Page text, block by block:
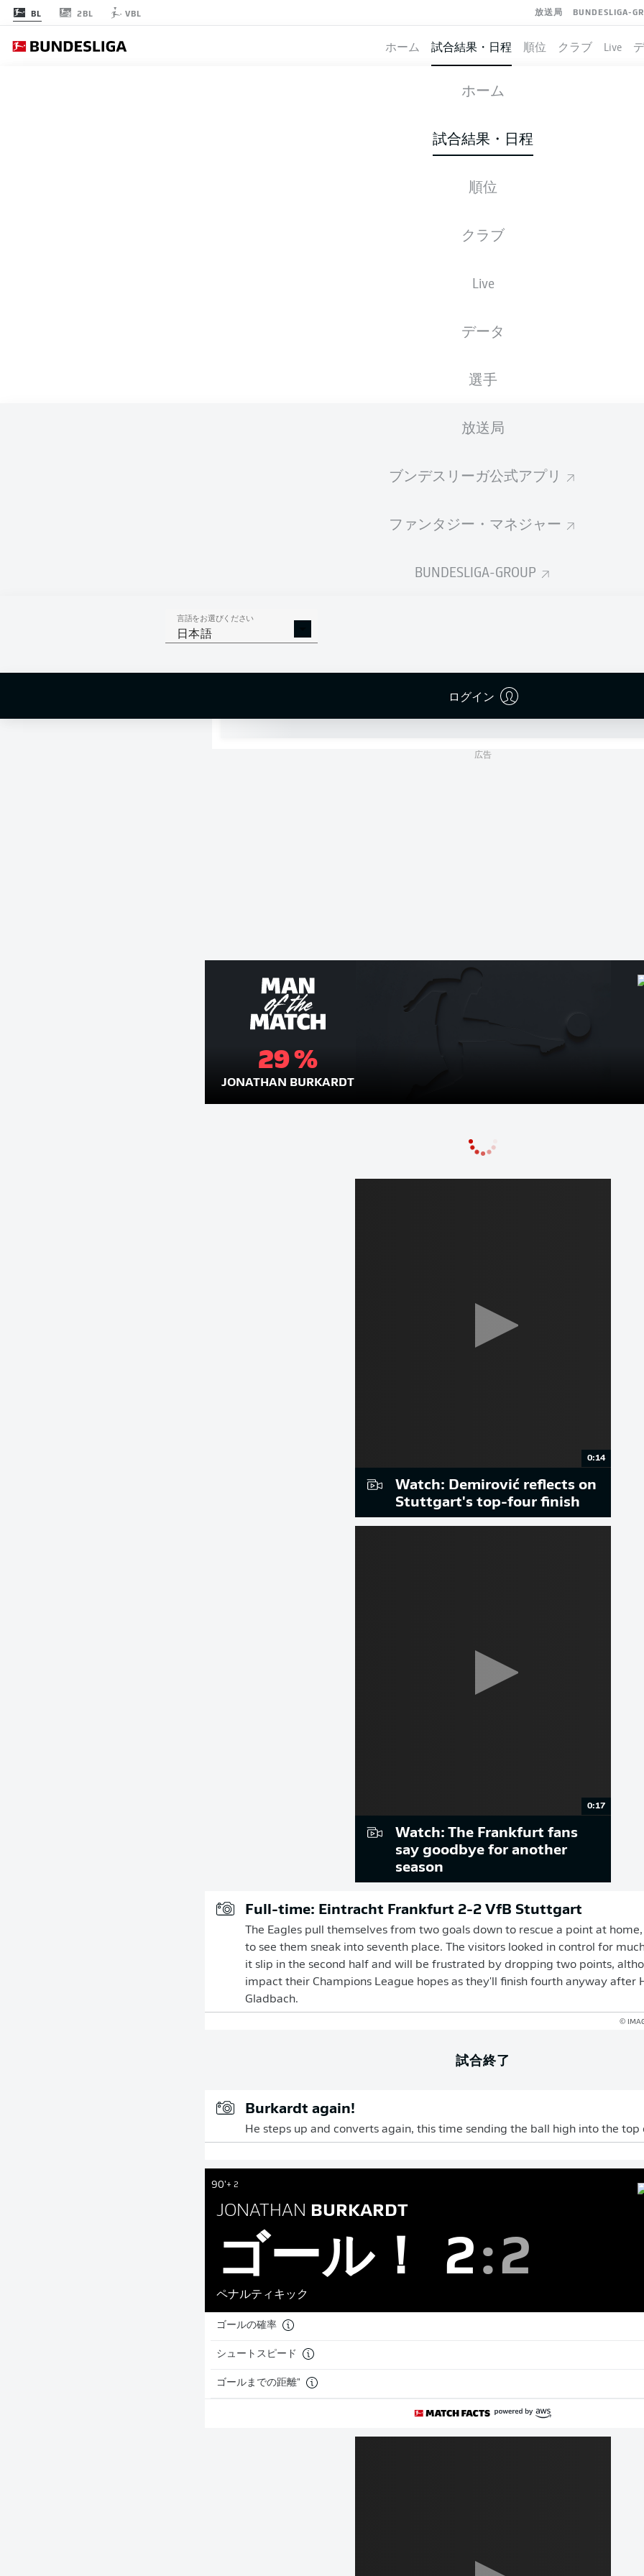
BL 2BL VBL 放送局 BUNDESLIGA-
ホーム 試合結果・日程 順位 クラブ Live
ホーム
試合結果・日程
順位
クラブ
Live
データ
選手
放送局
ブンデスリーガ公式アプリ
ファンタジー・マネジャー
BUNDESLIGA-GROUP
言語をお選びください
日本語
ログイン
EINTRACHT FRANKFURT VFB STUTTGART
2 2
スターティングメンバー
J. Burkardt 90' +2'
広告
29 %
JONATHAN BURKARDT
0:14
Watch: Demirović reflects on
Stuttgart's top-four finish
0:17
Watch: The Frankfurt fans
say goodbye for another
season
Full-time: Eintracht Frankfurt 2-2 VfB Stuttgart
The Eagles pull themselves from two goals down to rescue a point at
to see them sneak into seventh place. The visitors looked in control for
it slip in the second half and will be frustrated by dropping two points,
impact their Champions League hopes as they'll finish fourth anyway after
Gladbach.
©
試合終了
Burkardt again!
He steps up and converts again, this time sending the ball high into the top
90'+ 2
JONATHAN BURKARDT
ゴール！ 2:2
ペナルティキック
ゴールの確率
シュートスピード
ゴールまでの距離"